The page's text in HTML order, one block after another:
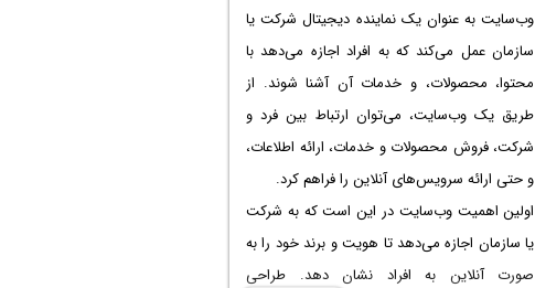
وب‌سایت به عنوان یک نماینده دیجیتال شرکت یا
سازمان عمل می‌کند که به افراد اجازه می‌دهد با
محتوا، محصولات، و خدمات آن آشنا شوند. از
طریق یک وب‌سایت، می‌توان ارتباط بین فرد و
شرکت، فروش محصولات و خدمات، ارائه اطلاعات،
و حتی ارائه سرویس‌های آنلاین را فراهم کرد.
اولین اهمیت وب‌سایت در این است که به شرکت
یا سازمان اجازه می‌دهد تا هویت و برند خود را به
صورت آنلاین به افراد نشان دهد. طراحی